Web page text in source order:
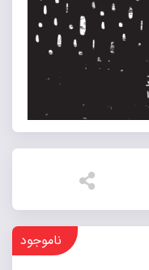
ناموجود